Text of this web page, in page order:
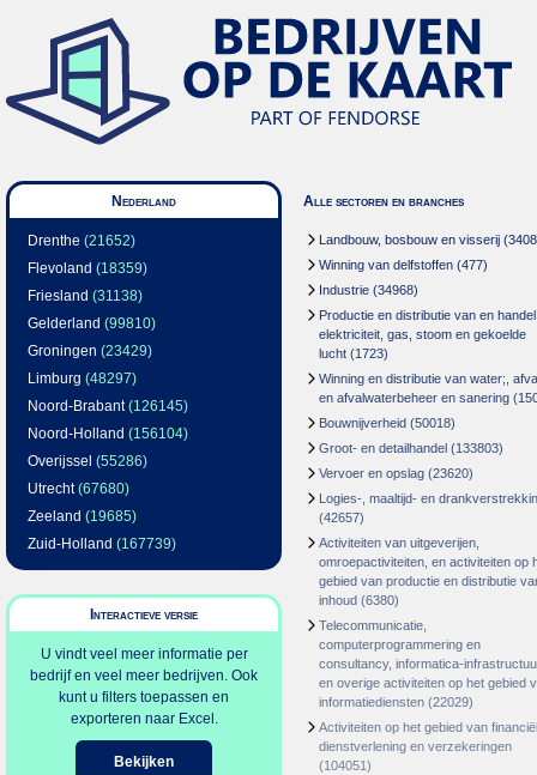
Nederland
Drenthe (21652)
Flevoland (18359)
Friesland (31138)
Gelderland (99810)
Groningen (23429)
Limburg (48297)
Noord-Brabant(126145)
Noord-Holland (156104)
Overijssel (55286)
Utrecht(67680)
Zeeland (19685)
Zuid-Holland (167739)
Interactieve versie
U vindt veel meer informatie per
bedrijf en veel meer bedrijven. Ook
kunt u filters toepassen en
exporteren naar Excel.
Bekijken
Alle sectoren en branches
Landbouw, bosbouw en visserij
Winning van delfstoffen (477)
Industrie (34968)
Productie en distributie van en
elektriciteit, gas, stoom en gekoelde
lucht (1723)
Winning en distributie van water;,
en afvalwaterbeheer en sanering
Bouwnijverheid (50018)
Groot- en detailhandel (133803)
Vervoer en opslag (23620)
Logies-, maaltijd- en
(42657)
Activiteiten van uitgeverijen,
omroepactiviteiten, en activiteiten op
gebied van productie en distributie
inhoud (6380)
Telecommunicatie,
computerprogrammering en
consultancy, informatica-
en overige activiteiten op het gebied
informatiediensten (22029)
Activiteiten op het gebied van
dienstverlening en verzekeringen
(104051)